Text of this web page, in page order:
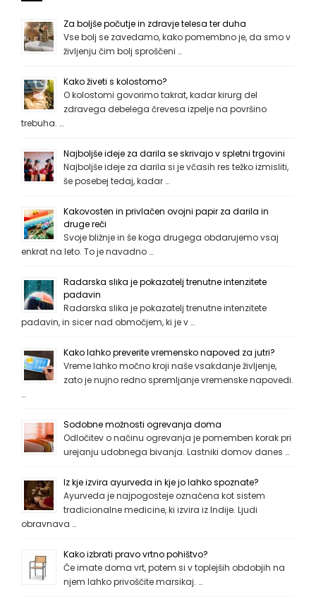
Za boljše počutje in zdravje telesa ter duha
Vse bolj se zavedamo, kako pomembno je, da smo v
življenju čim bolj sproščeni …
Kako živeti s kolostomo?
O kolostomi govorimo takrat, kadar kirurg del
zdravega debelega črevesa izpelje na površino
trebuha. …
Najboljše ideje za darila se skrivajo v spletni trgovini
Najboljše ideje za darila si je včasih res težko izmisliti,
še posebej tedaj, kadar …
Kakovosten in privlačen ovojni papir za darila in
druge reči
Svoje bližnje in še koga drugega obdarujemo vsaj
enkrat na leto. To je navadno …
Radarska slika je pokazatelj trenutne intenzitete
padavin
Radarska slika je pokazatelj trenutne intenzitete
padavin, in sicer nad območjem, ki je v …
Kako lahko preverite vremensko napoved za jutri?
Vreme lahko močno kroji naše vsakdanje življenje,
zato je nujno redno spremljanje vremenske napovedi.
…
Sodobne možnosti ogrevanja doma
Odločitev o načinu ogrevanja je pomemben korak pri
urejanju udobnega bivanja. Lastniki domov danes …
Iz kje izvira ayurveda in kje jo lahko spoznate?
Ayurveda je najpogosteje označena kot sistem
tradicionalne medicine, ki izvira iz Indije. Ljudi
obravnava …
Kako izbrati pravo vrtno pohištvo?
Če imate doma vrt, potem si v toplejših obdobjih na
njem lahko privoščite marsikaj. …